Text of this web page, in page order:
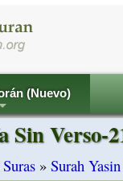
+
(Nuevo)
Sin Verso-
» Surah Yasin